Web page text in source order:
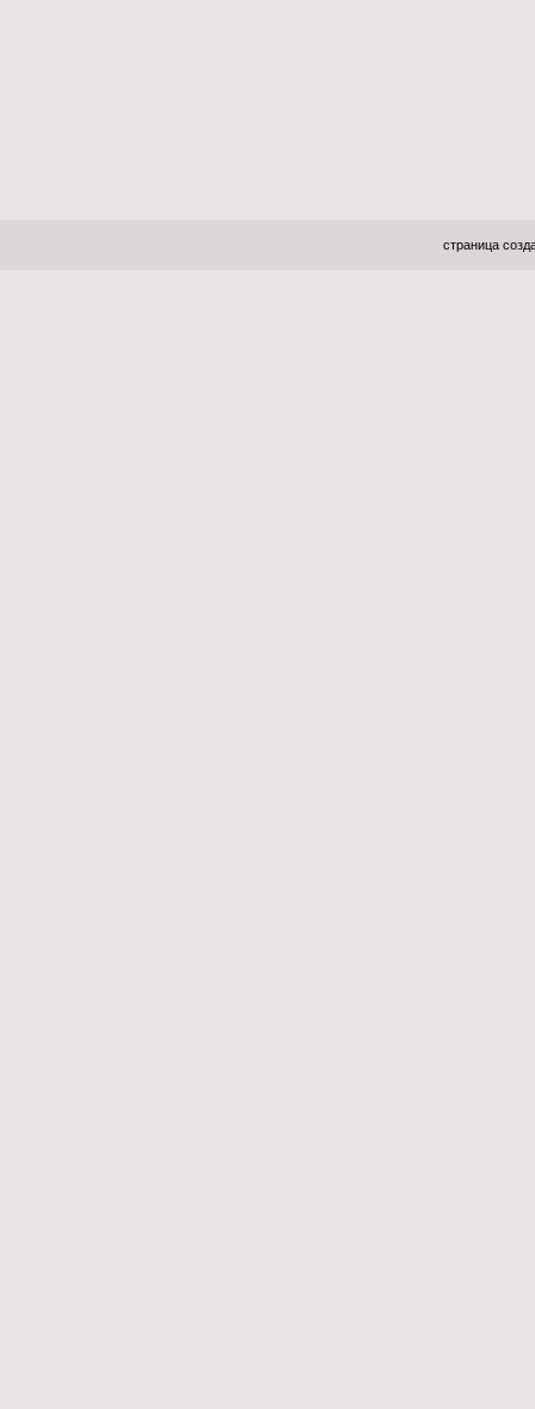
страница